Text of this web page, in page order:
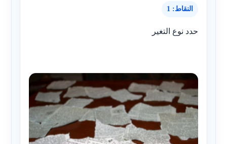
النقاط: 1
حدد نوع التغير